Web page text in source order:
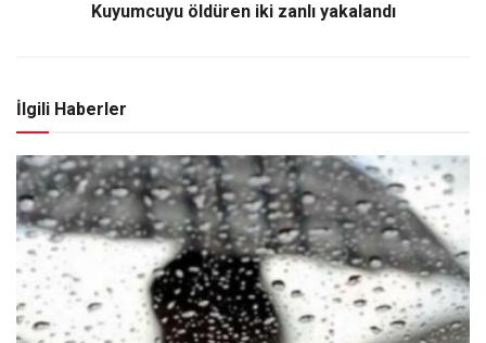
Kuyumcuyu öldüren iki zanlı yakalandı
İlgili Haberler